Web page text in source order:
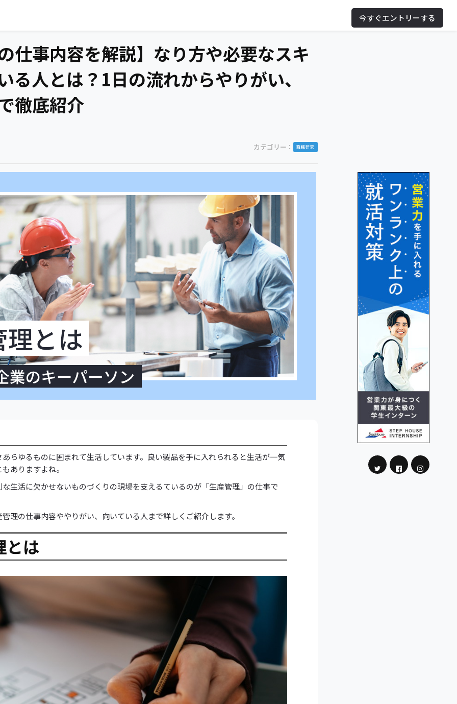
今すぐエントリーする
仕事内容を解説】なり方や必要なスキ
る人とは？1日の流れからやりがい、
徹底紹介
カテゴリー： 職種研究
らゆるものに囲まれて生活しています。良い製品を手に入れられると生活が一気
ありますよね。
生活に欠かせないものづくりの現場を支えるているのが「生産管理」の仕事で
理の仕事内容ややりがい、向いている人まで詳しくご紹介します。
とは